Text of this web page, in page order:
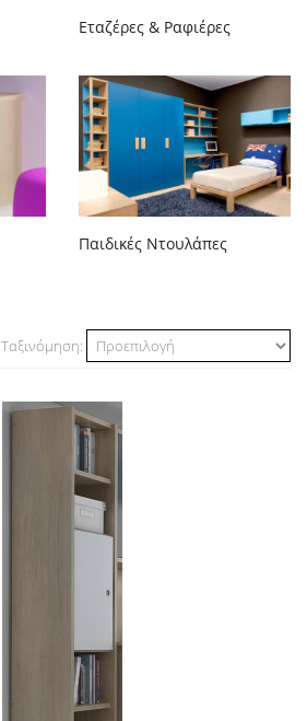
Εταζέρες & Ραφιέρες
Παιδικές Ντουλάπες
Ταξινόμηση: